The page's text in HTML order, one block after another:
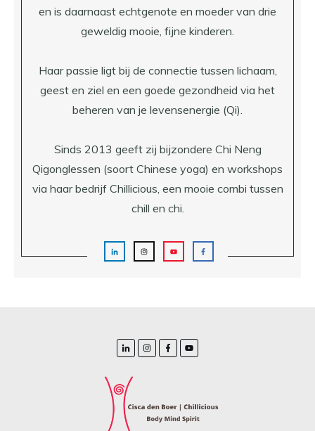
en is daarnaast echtgenote en moeder van drie
geweldig mooie, fijne kinderen.
Haar passie ligt bij de connectie tussen lichaam,
geest en ziel en een goede gezondheid via het
beheren van je levensenergie (Qi).
Sinds 2013 geeft zij bijzondere Chi Neng
Qigonglessen (soort Chinese yoga) en workshops
via haar bedrijf Chillicious, een mooie combi tussen
chill en chi.